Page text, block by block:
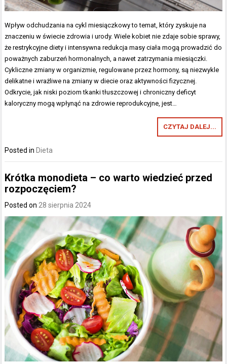
Wpływ odchudzania na cykl miesiączkowy to temat, który zyskuje na
znaczeniu w świecie zdrowia i urody. Wiele kobiet nie zdaje sobie sprawy,
że restrykcyjne diety i intensywna redukcja masy ciała mogą prowadzić do
poważnych zaburzeń hormonalnych, a nawet zatrzymania miesiączki.
Cykliczne zmiany w organizmie, regulowane przez hormony, są niezwykle
delikatne i wrażliwe na zmiany w diecie oraz aktywności fizycznej.
Odkrycie, jak niski poziom tkanki tłuszczowej i chroniczny deficyt
kaloryczny mogą wpłynąć na zdrowie reprodukcyjne, jest…
CZYTAJ DALEJ...
Posted in Dieta
Krótka monodieta – co warto wiedzieć przed
rozpoczęciem?
Posted on 28 sierpnia 2024